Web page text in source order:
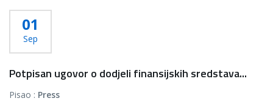
01
Sep
Potpisan ugovor o dodjeli finansijskih sredstava...
Pisao : Press